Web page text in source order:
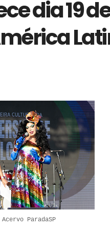
dia 19
ParadaSP